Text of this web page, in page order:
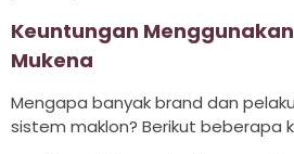
Keuntungan
Mukena
Mengapa banyak brand dan
sistem maklon? Berikut beberapa